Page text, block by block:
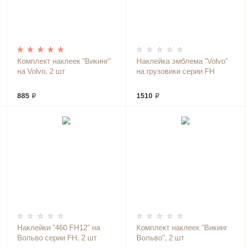
Комплект наклеек "Викинг"
на Volvo, 2 шт
885 ₽
Наклейка эмблема "Volvo"
на грузовики серии FH
1510 ₽
Наклейки "460 FH12" на
Вольво серии FH, 2 шт
Комплект наклеек "Викинг
Вольво", 2 шт